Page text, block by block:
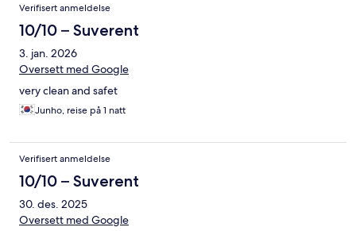
Verifisert anmeldelse
10/10 – Suverent
3. jan. 2026
Oversett med Google
very clean and safet
Junho, reise på 1 natt
Verifisert anmeldelse
10/10 – Suverent
30. des. 2025
Oversett med Google